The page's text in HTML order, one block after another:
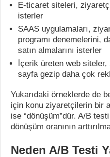
E-ticaret siteleri,
isterler
SAAS uygulamaları,
programı denemelerini,
satın almalarını isterler
İçerik üreten web
sayfa gezip daha çok
Yukarıdaki örneklerde de
için konu ziyaretçilerin bir
ise “dönüşüm”dür. A/B
dönüşüm oranının
Neden A/B Testi